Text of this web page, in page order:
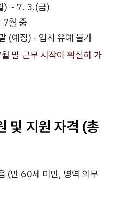
~ 7. 3.(금)
월 중
(예정) - 입사 유예 불가
말 근무 시작이 확실히 가
및 지원 자격 (총
(만 60세 미만, 병역 의무